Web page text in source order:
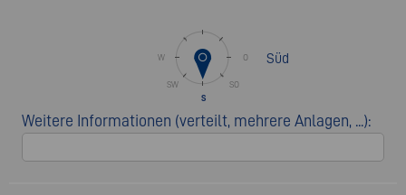
O
SO
S
SW
W Süd
Weitere Informationen (verteilt, mehrere Anlagen, ...):